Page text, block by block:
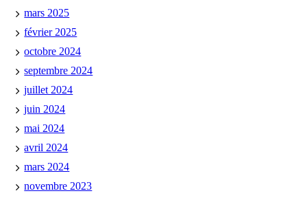
mars 2025
février 2025
octobre 2024
septembre 2024
juillet 2024
juin 2024
mai 2024
avril 2024
mars 2024
novembre 2023